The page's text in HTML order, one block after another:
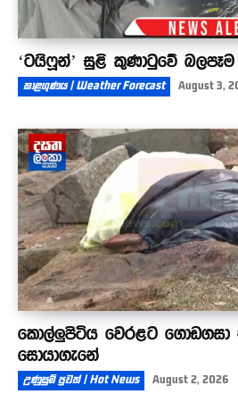
‘ටයිෆූන්’ සුළි කුණාටුවේ
කාළගුණය | Weather Forecast August 3,
කොල්ලුපිටිය වෙරළට
සොයාගැනේ
උණුසුම් පුවත් | Hot News August 2, 2026